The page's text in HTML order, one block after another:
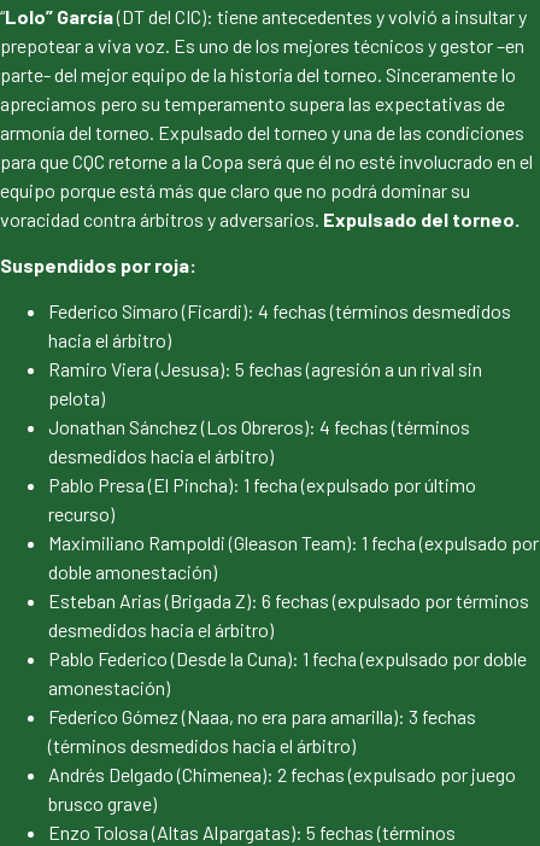
“Lolo” García(DT del CIC): tiene antecedentes y volvió a insultar y
prepotear a viva voz. Es uno de los mejores técnicos y gestor –en
parte- del mejor equipo de la historia del torneo. Sinceramente lo
apreciamos pero su temperamento supera las expectativas de
armonía del torneo. Expulsado del torneo y una de las condiciones
para que CQC retorne a la Copa será que él no esté involucrado en el
equipo porque está más que claro que no podrá dominar su
voracidad contra árbitros y adversarios. Expulsado del torneo.
Suspendidos por roja:
Federico Símaro (Ficardi): 4 fechas (términos desmedidos
hacia el árbitro)
Ramiro Viera (Jesusa): 5 fechas (agresión a un rival sin
pelota)
Jonathan Sánchez (Los Obreros): 4 fechas (términos
desmedidos hacia el árbitro)
Pablo Presa (El Pincha): 1 fecha (expulsado por último
recurso)
Maximiliano Rampoldi (Gleason Team): 1 fecha (expulsado por
doble amonestación)
Esteban Arias (Brigada Z): 6 fechas (expulsado por términos
desmedidos hacia el árbitro)
Pablo Federico (Desde la Cuna): 1 fecha (expulsado por doble
amonestación)
Federico Gómez (Naaa, no era para amarilla): 3 fechas
(términos desmedidos hacia el árbitro)
Andrés Delgado (Chimenea): 2 fechas (expulsado por juego
brusco grave)
Enzo Tolosa (Altas Alpargatas): 5 fechas (términos